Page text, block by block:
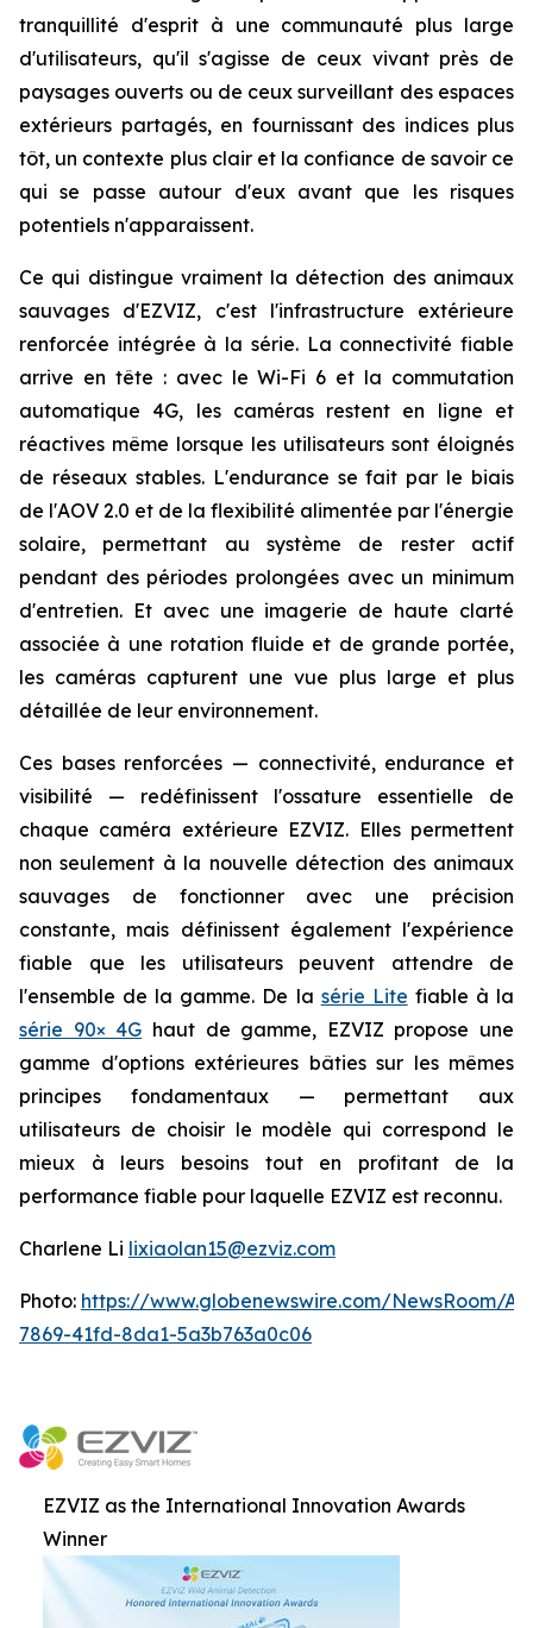
tranquillité d'esprit à une communauté plus large
d'utilisateurs, qu'il s'agisse de ceux vivant près de
paysages ouverts ou de ceux surveillant des espaces
extérieurs partagés, en fournissant des indices plus
tôt, un contexte plus clair et la confiance de savoir ce
qui se passe autour d'eux avant que les risques
potentiels n'apparaissent.
Ce qui distingue vraiment la détection des animaux
sauvages d'EZVIZ, c'est l'infrastructure extérieure
renforcée intégrée à la série. La connectivité fiable
arrive en tête : avec le Wi-Fi 6 et la commutation
automatique 4G, les caméras restent en ligne et
réactives même lorsque les utilisateurs sont éloignés
de réseaux stables. L'endurance se fait par le biais
de l'AOV 2.0 et de la flexibilité alimentée par l'énergie
solaire, permettant au système de rester actif
pendant des périodes prolongées avec un minimum
d'entretien. Et avec une imagerie de haute clarté
associée à une rotation fluide et de grande portée,
les caméras capturent une vue plus large et plus
détaillée de leur environnement.
Ces bases renforcées — connectivité, endurance et
visibilité — redéfinissent l'ossature essentielle de
chaque caméra extérieure EZVIZ. Elles permettent
non seulement à la nouvelle détection des animaux
sauvages de fonctionner avec une précision
constante, mais définissent également l'expérience
fiable que les utilisateurs peuvent attendre de
l'ensemble de la gamme. De la série Lite fiable à la
série 90× 4G haut de gamme, EZVIZ propose une
gamme d'options extérieures bâties sur les mêmes
principes fondamentaux — permettant aux
utilisateurs de choisir le modèle qui correspond le
mieux à leurs besoins tout en profitant de la
performance fiable pour laquelle EZVIZ est reconnu.
Charlene Li lixiaolan15@ezviz.com
Photo: https://www.globenewswire.com/NewsRoom/
7869-41fd-8da1-5a3b763a0c06
EZVIZ as the International Innovation Awards
Winner